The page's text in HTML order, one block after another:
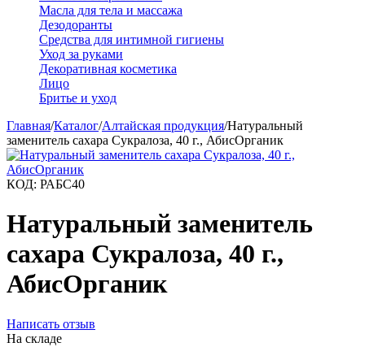
Масла для тела и массажа
Дезодоранты
Средства для интимной гигиены
Уход за руками
Декоративная косметика
Лицо
Бритье и уход
Главная/Каталог/Алтайская продукция/Натуральный
заменитель сахара Сукралоза, 40 г., АбисОрганик
КОД: РАБС40
Натуральный заменитель
сахара Сукралоза, 40 г.,
АбисОрганик
Написать отзыв
На складе